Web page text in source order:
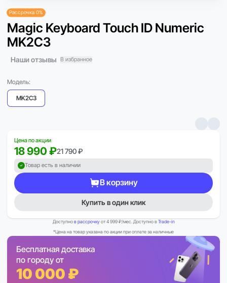
Magic Keyboard Touch ID Numeric
MK2C3
Наши отзывы В избранное
Рассрочка 0%
Модель:
MK2C3
Цена по акции
18 990 ₽21 790 ₽
Товар есть в наличии
В корзину
Купить в один клик
Доступнов рассрочкуот 4 999 ₽/мес. Доступно вTrade-in
*Цена на товар указана по акции при оплате за наличные
Бесплатная доставка
по городу от
10 000 ₽